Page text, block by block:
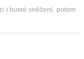
i husté sněžení, potom